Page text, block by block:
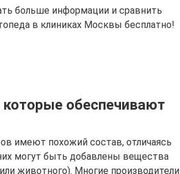
больше информации и сравнить
в клиниках Москвы бесплатно!
обеспечивают
имеют похожий состав, отличаясь
могут быть добавлены вещества
животного). Многие производители